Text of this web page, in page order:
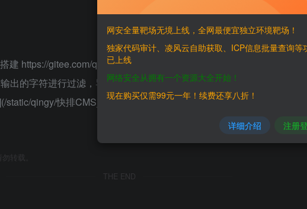
建 https://gitee.com/qingzhanwang/kpcms ## 漏洞复现 漏洞出现在登
出的字符进行过滤，导致XSS ![](/static/qingy/快排CMS_后台XSS漏洞/
static/qingy/快排CMS_后台XSS漏洞/img/2.png) ![](/static/qingy/快排
转载。
THE END
网安全量靶场无境上线，全网最便宜独立环境靶场！
独家代码审计、凌风云自助获取、ICP信息批量查询等
已上线
网络安全从拥有一个资源大全开始！
现在购买仅需99元一年！续费还享八折！
详细介绍 注册